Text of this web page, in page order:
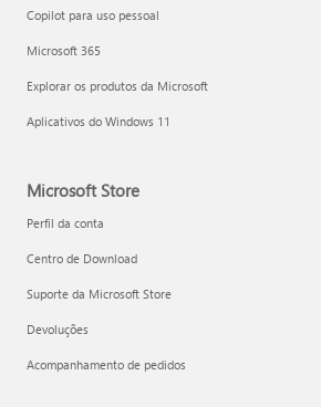
Copilot para uso pessoal
Microsoft 365
Explorar os produtos da Microsoft
Aplicativos do Windows 11
Microsoft Store
Perfil da conta
Centro de Download
Suporte da Microsoft Store
Devoluções
Acompanhamento de pedidos